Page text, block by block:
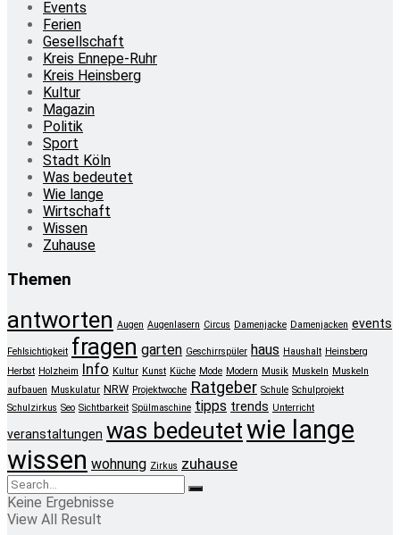
Events
Ferien
Gesellschaft
Kreis Ennepe-Ruhr
Kreis Heinsberg
Kultur
Magazin
Politik
Sport
Stadt Köln
Was bedeutet
Wie lange
Wirtschaft
Wissen
Zuhause
Themen
antworten Augen Augenlasern Circus Damenjacke Damenjacken events
Fehlsichtigkeit fragen garten Geschirrspüler haus Haushalt Heinsberg
Herbst Holzheim Info Kultur Kunst Küche Mode Modern Musik Muskeln Muskeln
aufbauen Muskulatur NRW Projektwoche Ratgeber Schule Schulprojekt
Schulzirkus Seo Sichtbarkeit Spülmaschine tipps trends Unterricht
veranstaltungen was bedeutetwie lange
wissen wohnung Zirkus zuhause
Keine Ergebnisse
View All Result